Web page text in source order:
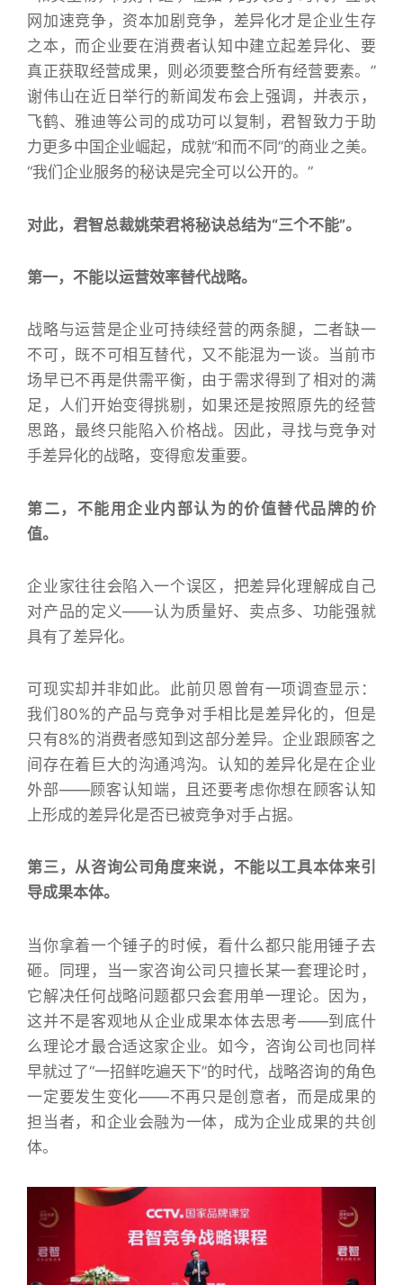
网加速竞争，资本加剧竞争，差异化才是企业生存
之本，而企业要在消费者认知中建立起差异化、要
真正获取经营成果，则必须要整合所有经营要素。”
谢伟山在近日举行的新闻发布会上强调，并表示，
飞鹤、雅迪等公司的成功可以复制，君智致力于助
力更多中国企业崛起，成就“和而不同”的商业之美。
“我们企业服务的秘诀是完全可以公开的。”
对此，君智总裁姚荣君将秘诀总结为“三个不能”。
第一，不能以运营效率替代战略。
战略与运营是企业可持续经营的两条腿，二者缺一
不可，既不可相互替代，又不能混为一谈。当前市
场早已不再是供需平衡，由于需求得到了相对的满
足，人们开始变得挑剔，如果还是按照原先的经营
思路，最终只能陷入价格战。因此，寻找与竞争对
手差异化的战略，变得愈发重要。
第二，不能用企业内部认为的价值替代品牌的价
值。
企业家往往会陷入一个误区，把差异化理解成自己
对产品的定义——认为质量好、卖点多、功能强就
具有了差异化。
可现实却并非如此。此前贝恩曾有一项调查显示：
我们80%的产品与竞争对手相比是差异化的，但是
只有8%的消费者感知到这部分差异。企业跟顾客之
间存在着巨大的沟通鸿沟。认知的差异化是在企业
外部——顾客认知端，且还要考虑你想在顾客认知
上形成的差异化是否已被竞争对手占据。
第三，从咨询公司角度来说，不能以工具本体来引
导成果本体。
当你拿着一个锤子的时候，看什么都只能用锤子去
砸。同理，当一家咨询公司只擅长某一套理论时，
它解决任何战略问题都只会套用单一理论。因为，
这并不是客观地从企业成果本体去思考——到底什
么理论才最合适这家企业。如今，咨询公司也同样
早就过了“一招鲜吃遍天下”的时代，战略咨询的角色
一定要发生变化——不再只是创意者，而是成果的
担当者，和企业会融为一体，成为企业成果的共创
体。